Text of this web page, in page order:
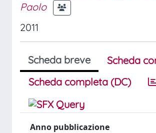
Paolo
2011
Scheda breve
Scheda
Scheda completa (DC)
Anno pubblicazione